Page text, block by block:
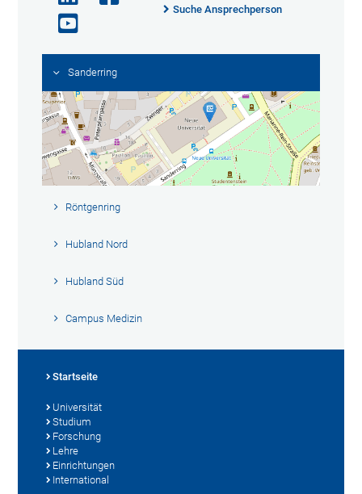
Suche Ansprechperson
Sanderring
Röntgenring
Hubland Nord
Hubland Süd
Campus Medizin
Startseite
Universität
Studium
Forschung
Lehre
Einrichtungen
International